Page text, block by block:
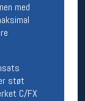
med
støt
C/FX